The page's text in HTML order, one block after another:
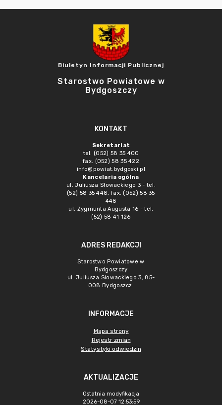
Biuletyn Informacji Publicznej
Starostwo Powiatowe w
Bydgoszczy
KONTAKT
Sekretariat
tel. (052) 58 35 400
fax. (052) 58 35 422
info@powiat.bydgoski.pl
Kancelaria ogólna
ul. Juliusza Słowackiego 3 - tel.
(52) 58 35 448, fax. (052) 58 35
448
ul. Zygmunta Augusta 16 - tel.
(52) 58 41 126
ADRES REDAKCJI
Starostwo Powiatowe w
Bydgoszczy
ul. Juliusza Słowackiego 3, 85-
008 Bydgoszcz
INFORMACJE
Mapa strony
Rejestr zmian
Statystyki odwiedzin
AKTUALIZACJE
Ostatnia modyfikacja
2026-08-07 12:53:59